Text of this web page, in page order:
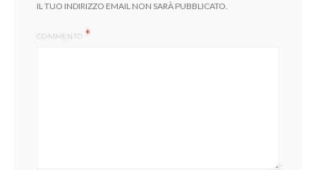
IL TUO INDIRIZZO EMAIL NON SARÀ PUBBLICATO.
COMMENTO